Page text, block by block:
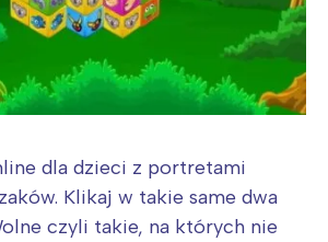
dla dzieci z portretami
Klikaj w takie same dwa
czyli takie, na których nie